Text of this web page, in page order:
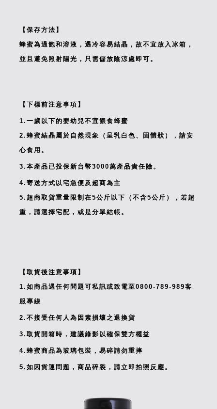
【保存方法】
蜂蜜為過飽和溶液，遇冷容易結晶，故不宜放入冰箱，
並且避免照射陽光，只需儲放陰涼處即可。
【下標前注意事項】
1.一歲以下的嬰幼兒不宜餵食蜂蜜
2.蜂蜜結晶屬於自然現象（呈乳白色、固體狀），請安
心食用。
3.本產品已投保新台幣3000萬產品責任險。
4.寄送方式以宅急便及超商為主
5.超商取貨重量限制在5公斤以下（不含5公斤），若超
重，請選擇宅配，或是分單結帳。
【取貨後注意事項】
1.如商品遇任何問題可私訊或致電至0800-789-989客
服專線
2.不接受任何人為因素損壞之退換貨
3.取貨開箱時，建議錄影以確保雙方權益
4.蜂蜜商品為玻璃包裝，易碎請勿重摔
5.如因貨運問題，商品碎裂，請立即拍照反應。